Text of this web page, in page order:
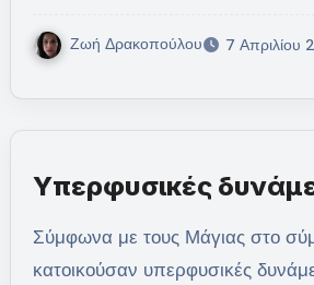
Ζωή Δρακοπούλου 7 Απριλίου
Υπερφυσικές
Σύμφωνα με τους Μάγιας στο σύμπαν
κατοικούσαν υπερφυσικές